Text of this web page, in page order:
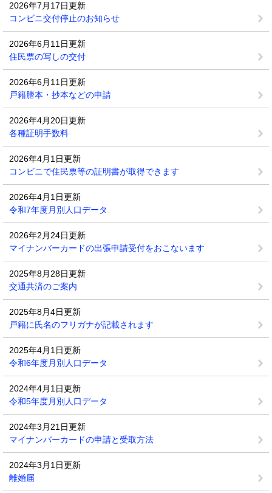
2026年7月17日更新
コンビニ交付停止のお知らせ
2026年6月11日更新
住民票の写しの交付
2026年6月11日更新
戸籍謄本・抄本などの申請
2026年4月20日更新
各種証明手数料
2026年4月1日更新
コンビニで住民票等の証明書が取得できます
2026年4月1日更新
令和7年度月別人口データ
2026年2月24日更新
マイナンバーカードの出張申請受付をおこないます
2025年8月28日更新
交通共済のご案内
2025年8月4日更新
戸籍に氏名のフリガナが記載されます
2025年4月1日更新
令和6年度月別人口データ
2024年4月1日更新
令和5年度月別人口データ
2024年3月21日更新
マイナンバーカードの申請と受取方法
2024年3月1日更新
離婚届